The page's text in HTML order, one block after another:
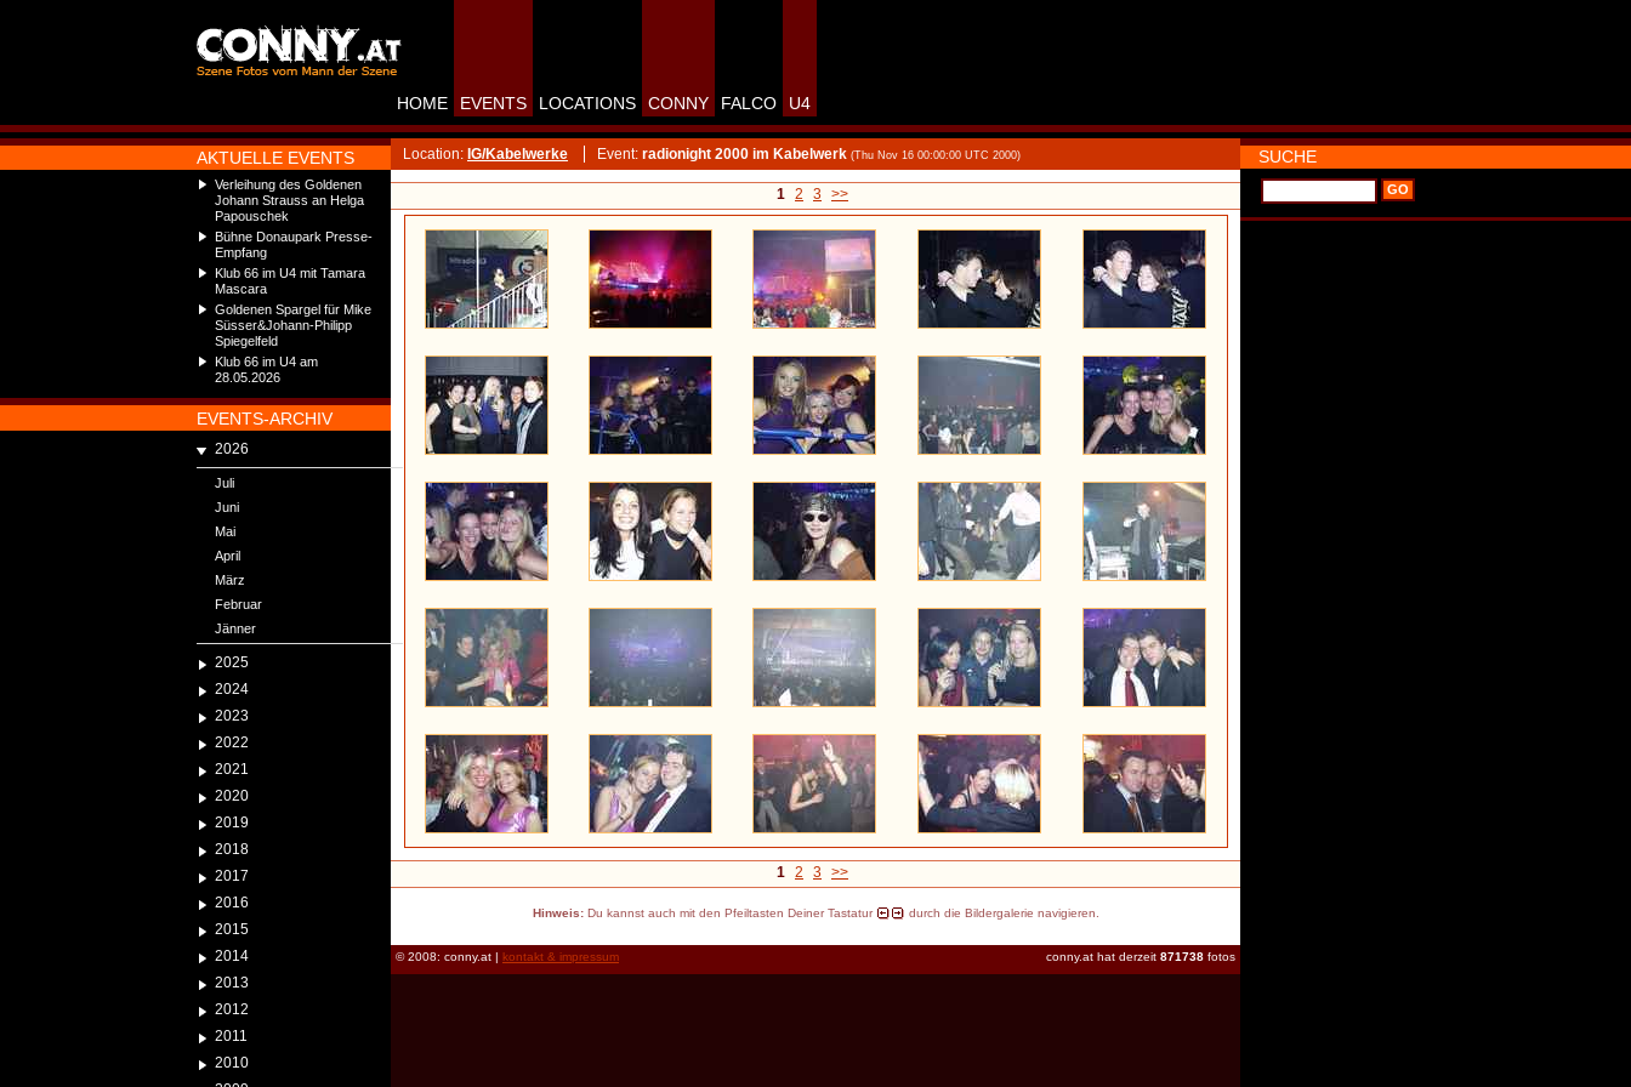
AKTUELLE EVENTS
Verleihung des Goldenen
Johann Strauss an Helga
Papouschek
Bühne Donaupark Presse-
Empfang
Klub 66 im U4 mit Tamara
Mascara
Goldenen Spargel für Mike
Süsser&Johann-Philipp
Spiegelfeld
Klub 66 im U4 am
28.05.2026
EVENTS-ARCHIV
2026
Juli
Juni
Mai
April
März
Februar
Jänner
2025
2024
2023
2022
2021
2020
2019
2018
2017
2016
2015
2014
2013
2012
2011
2010
HOME EVENTS LOCATIONS CONNY FALCO U4
Location: IG/Kabelwerke Event: radionight 2000 im Kabelwerk (Thu Nov 16 00:00:00 UTC 2000)
1 2 3 >>
1 2 3 >>
Hinweis:Du kannst auch mit den Pfeiltasten Deiner Tastatur durch die Bildergalerie navigieren.
conny.at hat derzeit 871738 fotos
© 2008: conny.at | kontakt & impressum
SUCHE